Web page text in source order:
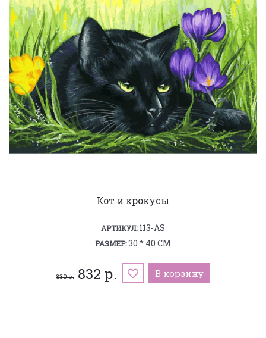
Кот и крокусы
АРТИКУЛ:113-AS
РАЗМЕР:30 * 40 СМ
830 р. 832 р. В корзину